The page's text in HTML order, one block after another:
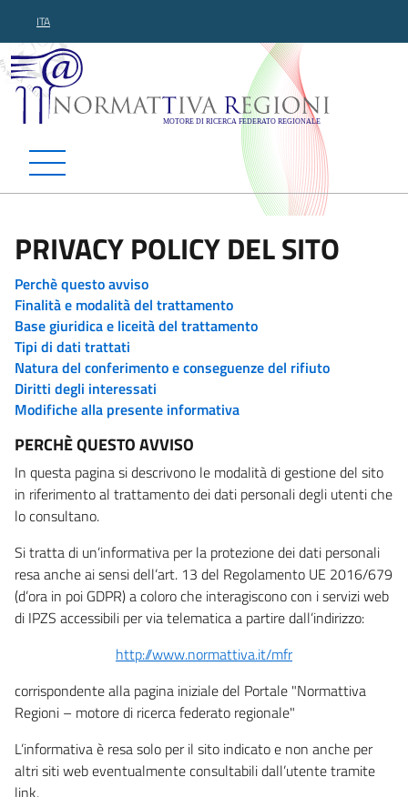
ITA
Normattiva Regioni -
PRIVACY POLICY DEL SITO
Perchè questo avviso
Finalità e modalità del trattamento
Base giuridica e liceità del trattamento
Tipi di dati trattati
Natura del conferimento e conseguenze del rifiuto
Diritti degli interessati
Modifiche alla presente informativa
PERCHÈ QUESTO AVVISO
In questa pagina si descrivono le modalità di gestione del sito
in riferimento al trattamento dei dati personali degli utenti che
lo consultano.
Si tratta di un’informativa per la protezione dei dati personali
resa anche ai sensi dell’art. 13 del Regolamento UE 2016/679
(d’ora in poi GDPR) a coloro che interagiscono con i servizi web
di IPZS accessibili per via telematica a partire dall’indirizzo:
http://www.normattiva.it/mfr
corrispondente alla pagina iniziale del Portale "Normattiva
Regioni – motore di ricerca federato regionale"
L’informativa è resa solo per il sito indicato e non anche per
altri siti web eventualmente consultabili dall’utente tramite
link.